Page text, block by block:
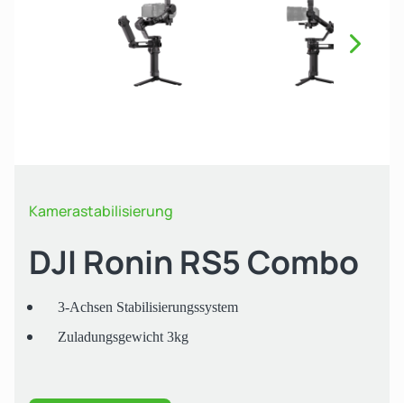
Kamerastabilisierung
DJI Ronin RS5 Combo
3-Achsen Stabilisierungssystem
Zuladungsgewicht 3kg